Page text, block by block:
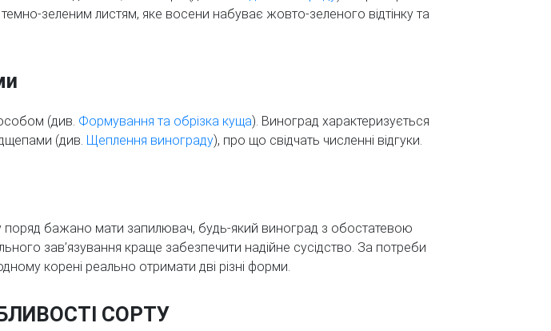
зеленим листям, яке восени набуває жовто-зеленого відтінку та
(див. Формування та обрізка куща). Виноград характеризується
(див. Щеплення винограду), про що свідчать численні відгуки.
поряд бажано мати запилювач, будь-який виноград з обостатевою
зав’язування краще забезпечити надійне сусідство. За потреби
корені реально отримати дві різні форми.
СОРТУ